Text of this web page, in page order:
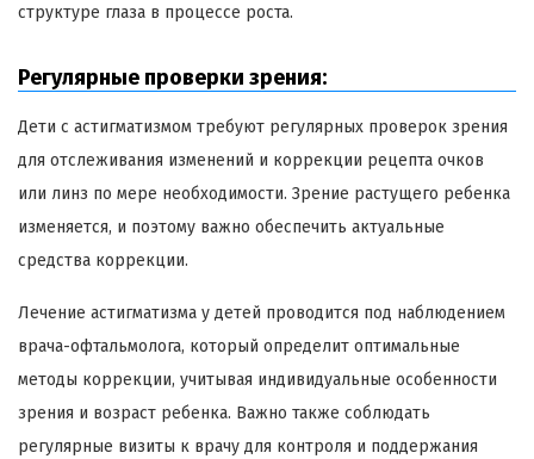
структуре глаза в процессе роста.
Регулярные проверки зрения:
Дети с астигматизмом требуют регулярных проверок зрения
для отслеживания изменений и коррекции рецепта очков
или линз по мере необходимости. Зрение растущего ребенка
изменяется, и поэтому важно обеспечить актуальные
средства коррекции.
Лечение астигматизма у детей проводится под наблюдением
врача-офтальмолога, который определит оптимальные
методы коррекции, учитывая индивидуальные особенности
зрения и возраст ребенка. Важно также соблюдать
регулярные визиты к врачу для контроля и поддержания